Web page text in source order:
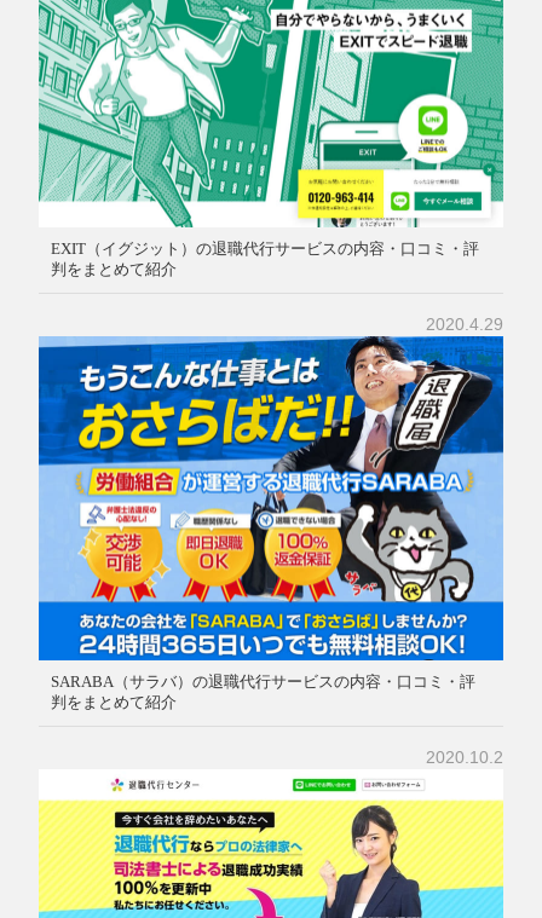
EXIT（イグジット）の退職代行サービスの内容・口コミ・評
判をまとめて紹介
2020.4.29
SARABA（サラバ）の退職代行サービスの内容・口コミ・評
判をまとめて紹介
2020.10.2